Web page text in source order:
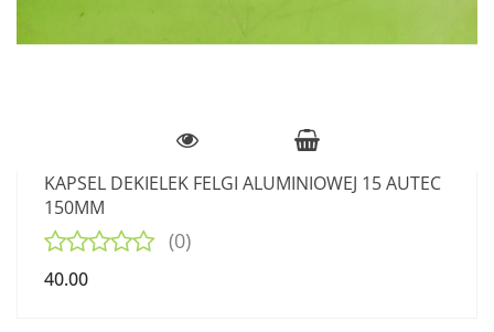
KAPSEL DEKIELEK FELGI ALUMINIOWEJ 15 AUTEC
150MM
(0)
40.00